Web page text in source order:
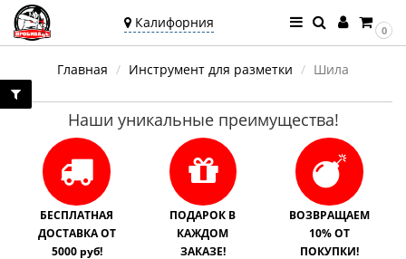
Калифорния
Калифорния
0
Главная Инструмент для разметки Шила
Наши уникальные преимущества!
БЕСПЛАТНАЯ
ДОСТАВКА ОТ
5000 руб!
ПОДАРОК В
КАЖДОМ
ЗАКАЗЕ!
ВОЗВРАЩАЕМ
10% ОТ
ПОКУПКИ!